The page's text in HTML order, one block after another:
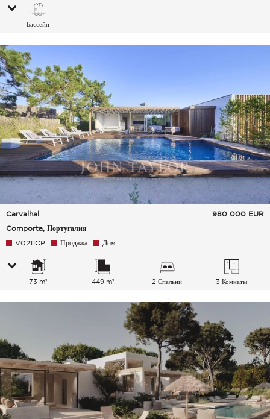
Бассейн
Carvalhal
Comporta, Португалия
980 000 EUR
V0211CP Продажа Дом
73 m² 449 m² 2 Спальни 3 Комнаты